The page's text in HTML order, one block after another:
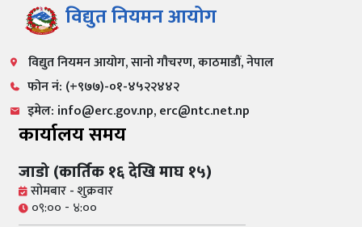
विद्युत नियमन आयोग
विद्युत नियमन आयोग, सानो गौचरण, काठमाडौं, नेपाल
फोन नं: (+९७७)-०१-४५२२४४२
इमेल: info@erc.gov.np, erc@ntc.net.np
कार्यालय समय
जाडो (कार्तिक १६ देखि माघ १५)
सोमबार - शुक्रवार
०९:०० - ४:००